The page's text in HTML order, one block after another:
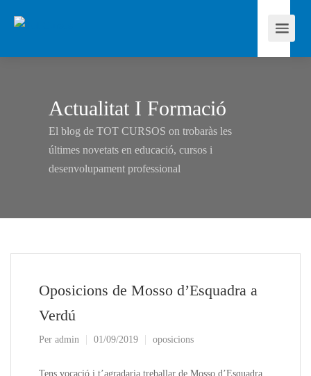
Actualitat I Formació
El blog de TOT CURSOS on trobaràs les
últimes novetats en educació, cursos i
desenvolupament professional
Oposicions de Mosso d’Esquadra a
Verdú
Per admin 01/09/2019 oposicions
Tens vocació i t’agradaria treballar de Mosso d’Esquadra